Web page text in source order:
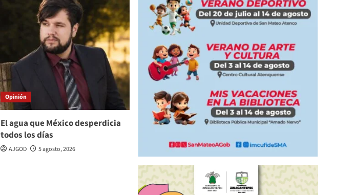
Opinión
El agua que México desperdicia
todos los días
AJGOD 5 agosto, 2026